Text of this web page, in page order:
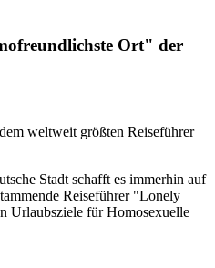
Ort" der
weltweit größten Reiseführer
Stadt schafft es immerhin auf
Reiseführer "Lonely
Urlaubsziele für Homosexuelle